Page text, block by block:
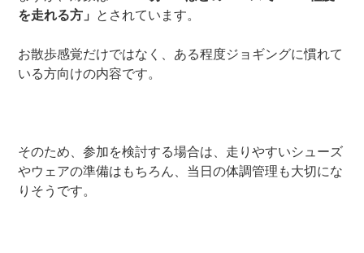
を走れる方」 とされています。
お散歩感覚だけではなく、ある程度ジョギングに慣れて
いる方向けの内容です。
そのため、参加を検討する場合は、走りやすいシューズ
やウェアの準備はもちろん、当日の体調管理も大切にな
りそうです。